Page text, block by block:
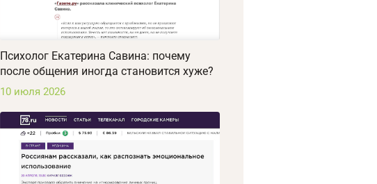
Психолог Екатерина Савина: почему
после общения иногда становится хуже?
10 июля 2026